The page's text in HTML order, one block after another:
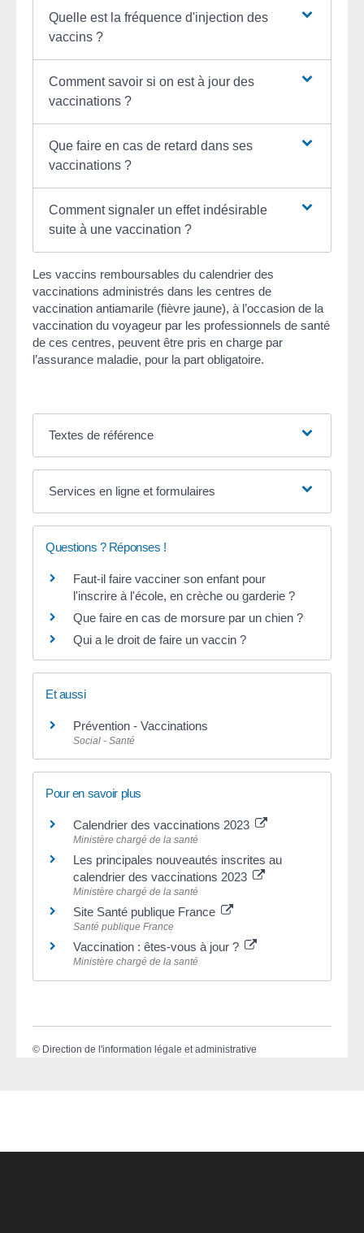
Quelle est la fréquence d'injection des
vaccins ?
Comment savoir si on est à jour des
vaccinations ?
Que faire en cas de retard dans ses
vaccinations ?
Comment signaler un effet indésirable
suite à une vaccination ?
Les vaccins remboursables du calendrier des
vaccinations administrés dans les centres de
vaccination antiamarile (fièvre jaune), à l’occasion de la
vaccination du voyageur par les professionnels de santé
de ces centres, peuvent être pris en charge par
l’assurance maladie, pour la part obligatoire.
Textes de référence
Services en ligne et formulaires
Questions ? Réponses !
Faut-il faire vacciner son enfant pour
l'inscrire à l'école, en crèche ou garderie ?
Que faire en cas de morsure par un chien ?
Qui a le droit de faire un vaccin ?
Et aussi
Prévention - Vaccinations
Social - Santé
Pour en savoir plus
Calendrier des vaccinations 2023
Ministère chargé de la santé
Les principales nouveautés inscrites au
calendrier des vaccinations 2023
Ministère chargé de la santé
Site Santé publique France
Santé publique France
Vaccination : êtes-vous à jour ?
Ministère chargé de la santé
© Direction de l'information légale et administrative